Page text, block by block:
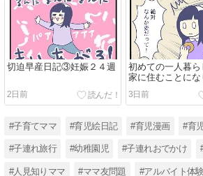
切迫早産日記③妊娠２４週
2日前
初めての一人暮ら
家に住むことにな
(16)
3日前
#子育てママ #育児絵日記 #育児漫画 #育
#子連れ旅行 #幼稚園児 #子連れおでかけ
#人見知りママ #ママ友問題 #アルバイト体